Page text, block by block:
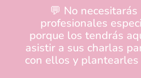
💬 No
profesionales
porque los tendrás
asistir a sus charlas
con ellos y